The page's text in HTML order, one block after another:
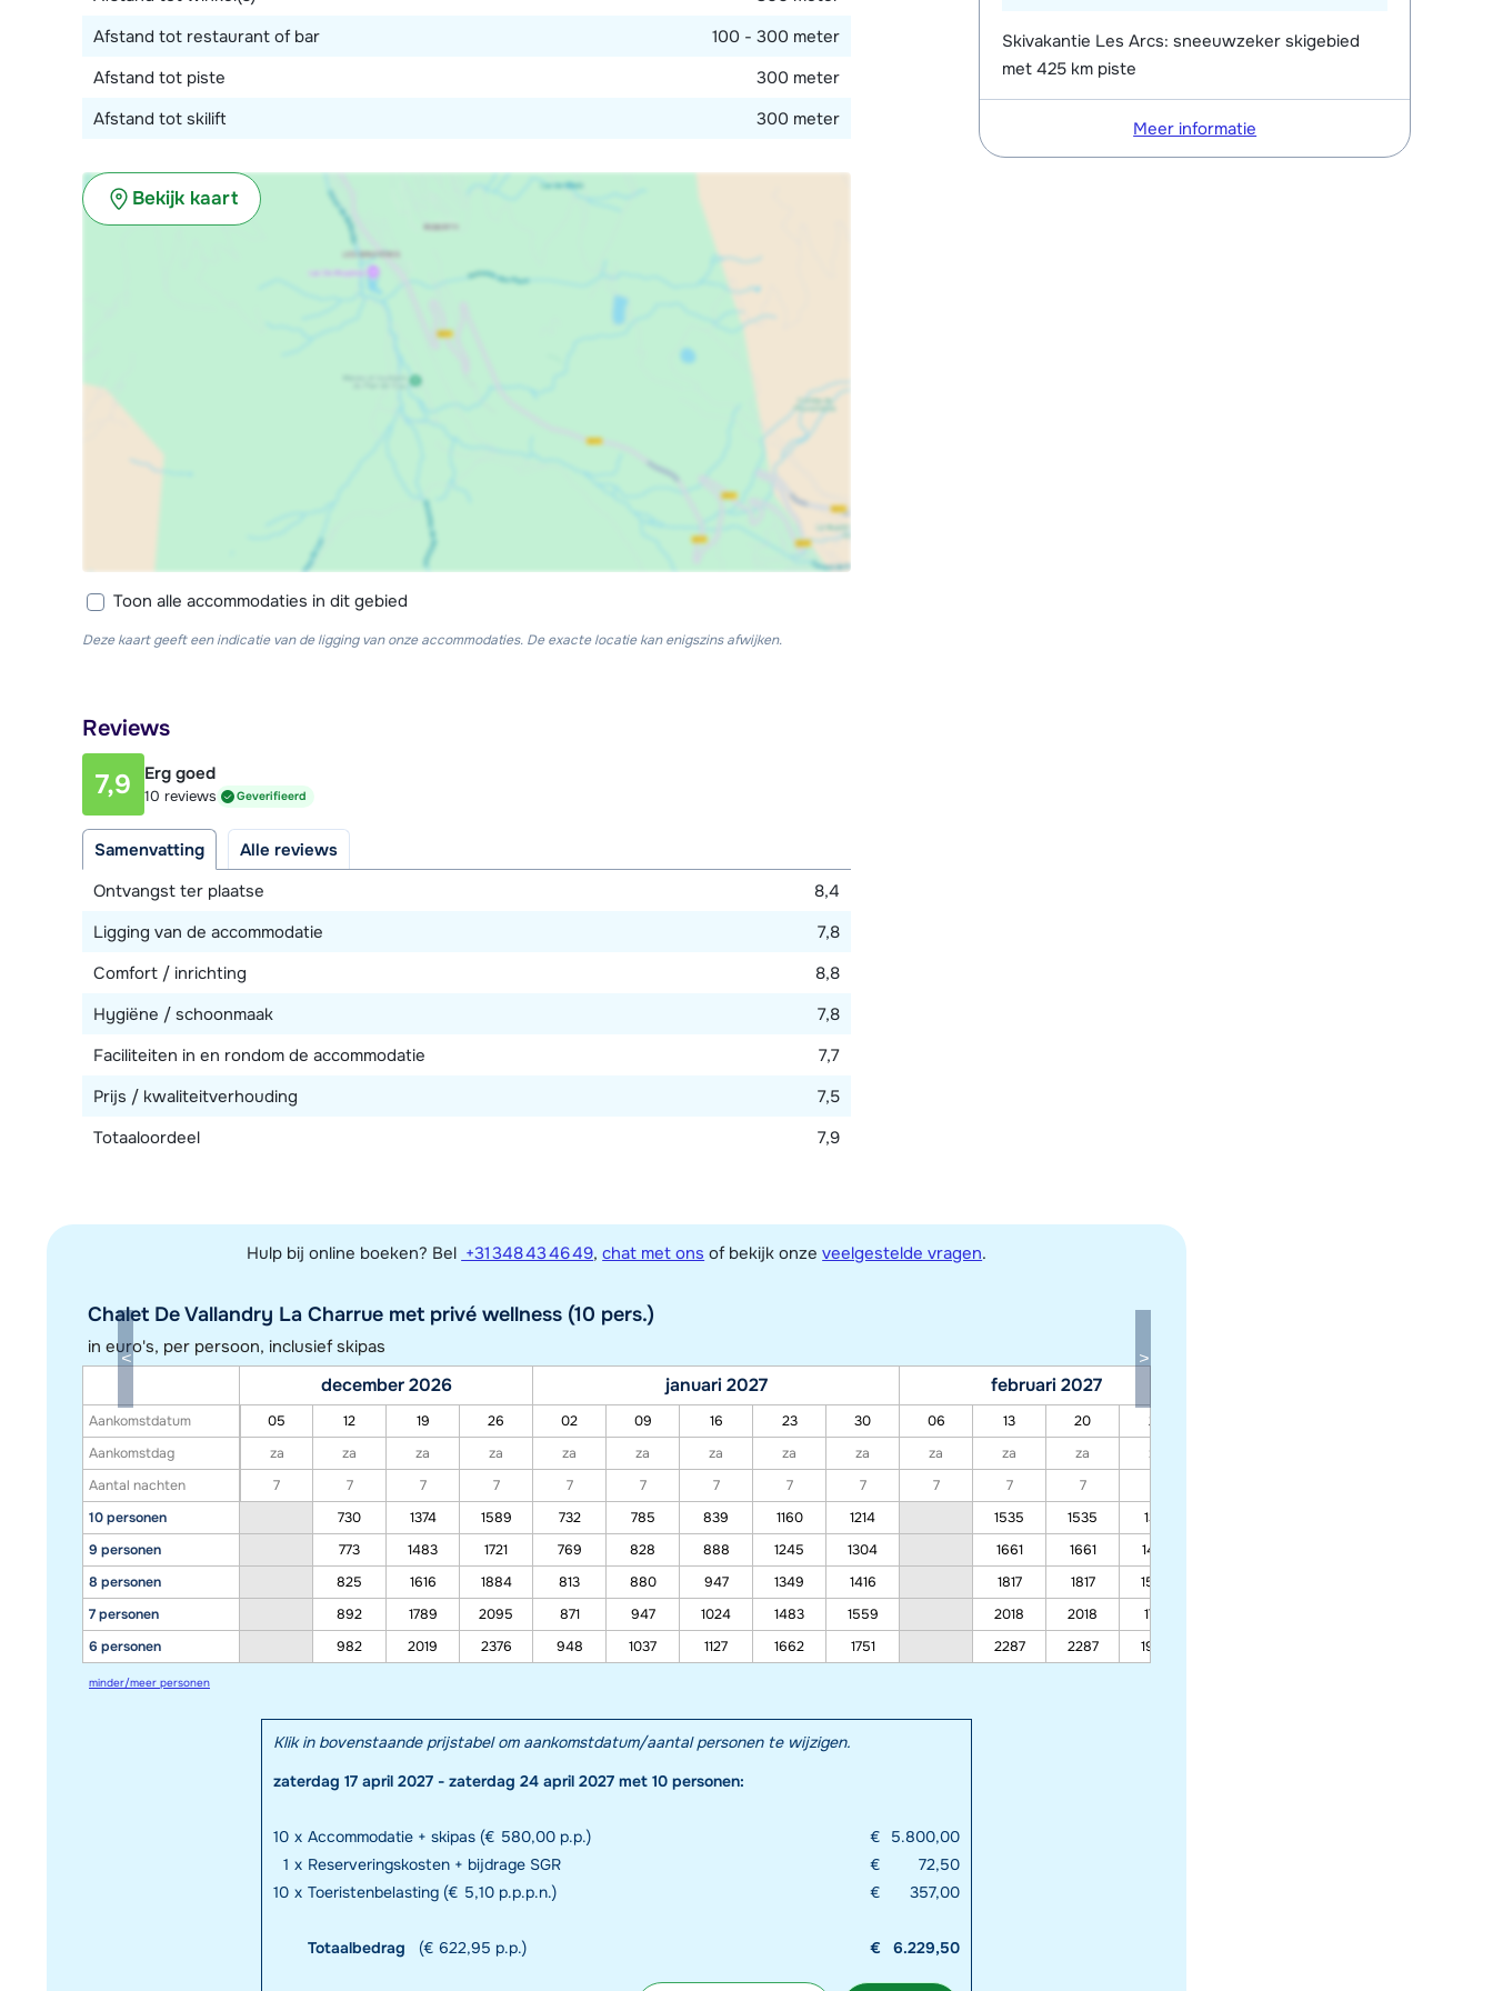
Afstand tot restaurant of bar
100 - 300 meter
Afstand tot piste
300 meter
Afstand tot skilift
300 meter
Bekijk kaart
Toon alle accommodaties in dit gebied
Deze kaart geeft een indicatie van de ligging van onze accommodaties. De exacte locatie kan enigszins afwijken.
Reviews
7,9 Erg goed
10 reviews Geverifieerd
Samenvatting
Alle reviews
Ontvangst ter plaatse
8,4
Ligging van de accommodatie
7,8
Comfort / inrichting
8,8
Hygiëne / schoonmaak
7,8
Faciliteiten in en rondom de accommodatie
7,7
Prijs / kwaliteitverhouding
7,5
Totaaloordeel
7,9
Hulp bij online boeken? Bel +31 348 43 46 49,chat met ons of bekijk onzeveelgestelde vragen.
Chalet De Vallandry La Charrue met privé wellness (10 pers.)
in euro's, per persoon, inclusief skipas
Aankomstdatum
Aankomstdag
Aantal nachten
10 personen
9 personen
8 personen
7 personen
6 personen
december 2026 januari 2027 februari 2027
05 12 19 26 02 09 16 23 30 06 13 20 27
za
za za za za za za za za za za za za
7
7 7 7 7 7 7 7 7 7 7 7
730
1374 1589 732 785 839 1160 1214 1535 1535 1321
773
1483 1721 769 828 888 1245 1304 1661 1661 1423
825
1616 1884 813 880 947 1349 1416 1817 1817 1549
892
1789 2095 871 947 1024 1483 1559 2018 2018 1712
982
2019 2376 948 1037 1127 1662 1751 2287 2287 1930
minder/meer personen
Klik in bovenstaande prijstabel om aankomstdatum/aantal personen te wijzigen.
zaterdag 17 april 2027 - zaterdag 24 april 2027 met 10 personen:
10 x Accommodatie + skipas (€ 580,00 p.p.) €
5.800,00
1 x Reserveringskosten + bijdrage SGR €
72,50
10 x Toeristenbelasting (€ 5,10 p.p.p.n.) € 357,00
Totaalbedrag (€ 622,95 p.p.) € 6.229,50
Skivakantie Les Arcs: sneeuwzeker skigebied
met 425 km piste
Meer informatie